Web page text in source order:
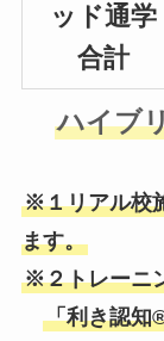
ッド通学
合計
ハイブ
※１リアル校
ます。
※２トレーニ
「利き認知